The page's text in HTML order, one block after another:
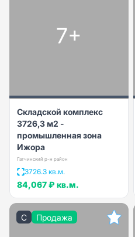
7+
Складской комплекс
3726,3 м2 -
промышленная зона
Ижора
Гатчинский р-н район
3726.3 кв.м.
84,067 ₽ кв.м.
C Продажа